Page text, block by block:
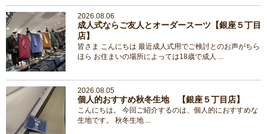
2026.08.06
成人式ならご友人とオーダースーツ【銀座５丁目
店】
皆さま こんにちは 最近成人式用でご検討とのお声がちら
ほら お住まいの場所によっては18歳で成人 ...
2026.08.05
個人的おすすめ秋冬生地 【銀座５丁目店】
こんにちは。 今回ご紹介するのは、個人的におすすめな
生地です。 秋冬生地 ...